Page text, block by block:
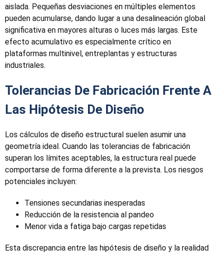
aislada. Pequeñas desviaciones en múltiples elementos
pueden acumularse, dando lugar a una desalineación global
significativa en mayores alturas o luces más largas. Este
efecto acumulativo es especialmente crítico en
plataformas multinivel, entreplantas y estructuras
industriales.
Tolerancias De Fabricación Frente A
Las Hipótesis De Diseño
Los cálculos de diseño estructural suelen asumir una
geometría ideal. Cuando las tolerancias de fabricación
superan los límites aceptables, la estructura real puede
comportarse de forma diferente a la prevista. Los riesgos
potenciales incluyen:
Tensiones secundarias inesperadas
Reducción de la resistencia al pandeo
Menor vida a fatiga bajo cargas repetidas
Esta discrepancia entre las hipótesis de diseño y la realidad